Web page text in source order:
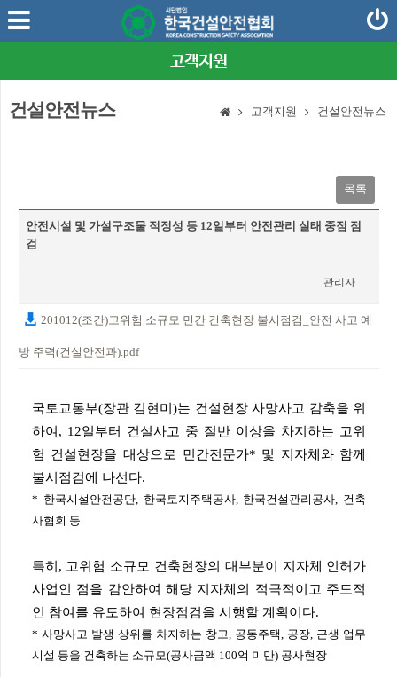
고객지원
건설안전뉴스 고객지원 건설안전뉴스
목록
안전시설 및 가설구조물 적정성 등 12일부터 안전관리 실태 중점 점
검
관리자
2020-10-16
201012(조간)고위험 소규모 민간 건축현장 불시점검_안전 사고 예
방 주력(건설안전과).pdf
국토교통부(장관 김현미)는 건설현장 사망사고 감축을 위
하여, 12일부터 건설사고 중 절반 이상을 차지하는 고위
험 건설현장을 대상으로 민간전문가* 및 지자체와 함께
불시점검에 나선다.
* 한국시설안전공단, 한국토지주택공사, 한국건설관리공사, 건축
사협회 등
특히, 고위험 소규모 건축현장의 대부분이 지자체 인허가
사업인 점을 감안하여 해당 지자체의 적극적이고 주도적
인 참여를 유도하여 현장점검을 시행할 계획이다.
* 사망사고 발생 상위를 차지하는 창고, 공동주택, 공장, 근생·업무
시설 등을 건축하는 소규모(공사금액 100억 미만) 공사현장